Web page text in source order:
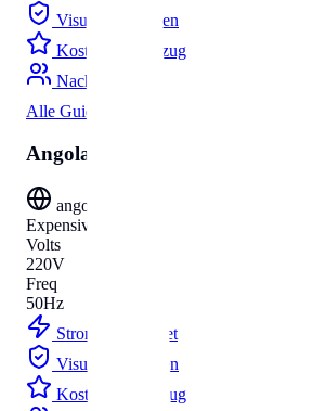
Visum
Parken
Kosten
Umzug
Nachnamen
Alle Guides
Angola
angola
Expensive
Volts
220V
Freq
50Hz
Strom
Budget
Visum
Parken
Kosten
Umzug